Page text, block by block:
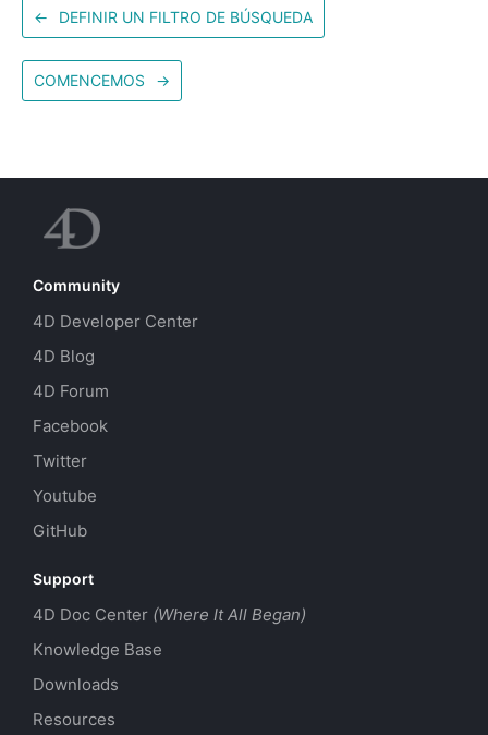
← DEFINIR UN FILTRO DE BÚSQUEDA
COMENCEMOS →
Community
4D Developer Center
4D Blog
4D Forum
Facebook
Twitter
Youtube
GitHub
Support
4D Doc Center (Where It All Began)
Knowledge Base
Downloads
Resources